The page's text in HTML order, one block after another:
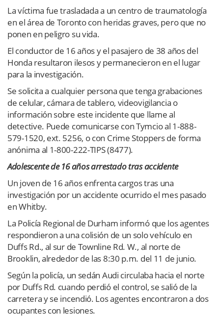
La víctima fue trasladada a un centro de traumatología
en el área de Toronto con heridas graves, pero que no
ponen en peligro su vida.
El conductor de 16 años y el pasajero de 38 años del
Honda resultaron ilesos y permanecieron en el lugar
para la investigación.
Se solicita a cualquier persona que tenga grabaciones
de celular, cámara de tablero, videovigilancia o
información sobre este incidente que llame al
detective. Puede comunicarse con Tymcio al 1-888-
579-1520, ext. 5256, o con Crime Stoppers de forma
anónima al 1-800-222-TIPS (8477).
Adolescente de 16 años arrestado tras accidente
Un joven de 16 años enfrenta cargos tras una
investigación por un accidente ocurrido el mes pasado
en Whitby.
La Policía Regional de Durham informó que los agentes
respondieron a una colisión de un solo vehículo en
Duffs Rd., al sur de Townline Rd. W., al norte de
Brooklin, alrededor de las 8:30 p.m. del 11 de junio.
Según la policía, un sedán Audi circulaba hacia el norte
por Duffs Rd. cuando perdió el control, se salió de la
carretera y se incendió. Los agentes encontraron a dos
ocupantes con lesiones.